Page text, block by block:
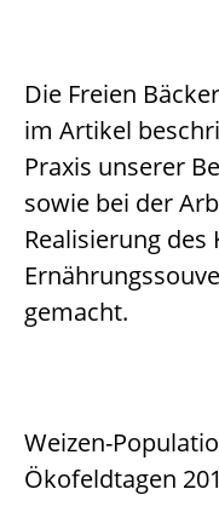
Die Freien
im Artikel
Praxis unserer
sowie bei der
Realisierung des
gemacht.
Weizen-
Ökofeldtagen